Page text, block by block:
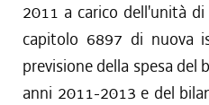
2011 a carico dell'unità
capitolo 6897 di nuova
previsione della spesa del
anni 2011-2013 e del